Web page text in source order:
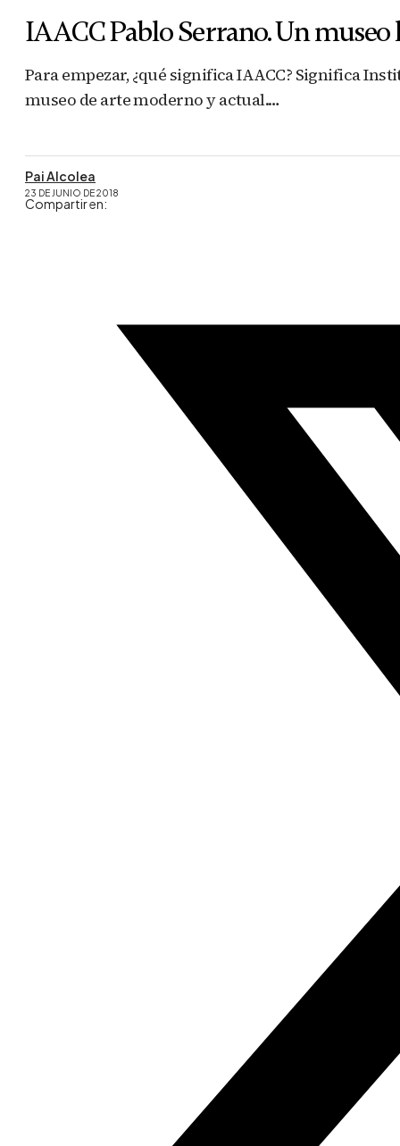
IAACC Pablo Serrano. Un museo
Para empezar, ¿qué significa IAACC? Significa
museo de arte moderno y actual.…
Pai Alcolea
23 DE JUNIO DE 2018
Compartir en: